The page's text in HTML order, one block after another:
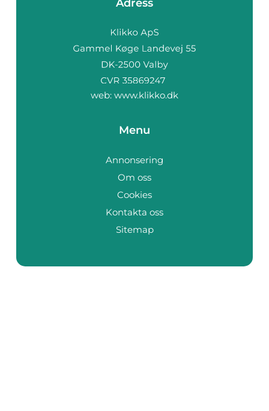
Adress
web: www.klikko.dk
Menu
Annonsering
Om oss
Cookies
Kontakta oss
Sitemap